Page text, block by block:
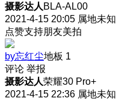
摄影达人 BLA-AL00
2021-4-15 20:05 属地未知
点赞支持朋友美拍
by忘红尘地板 1
评论 举报
摄影达人荣耀30 Pro+
2021-4-15 22:36 属地未知